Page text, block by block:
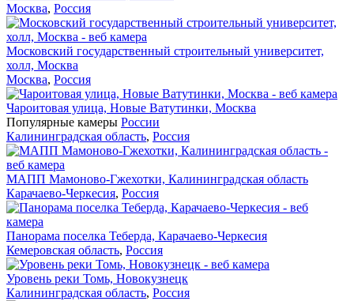
Москва, Россия
Московский государственный строительный университет,
холл, Москва
Москва, Россия
Чароитовая улица, Новые Ватутинки, Москва
Популярные камеры России
Калининградская область, Россия
МАПП Мамоново-Гжехотки, Калининградская область
Карачаево-Черкесия, Россия
Панорама поселка Теберда, Карачаево-Черкесия
Кемеровская область, Россия
Уровень реки Томь, Новокузнецк
Калининградская область, Россия